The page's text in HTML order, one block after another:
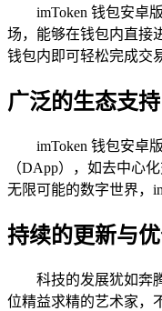
imToken 钱包安卓
场，能够在钱包内直接
钱包内即可轻松完成交
广泛的生态支持
imToken 钱包安卓
（DApp），如去中心
无限可能的数字世界，
持续的更新与
科技的发展犹如奔
位精益求精的艺术家，